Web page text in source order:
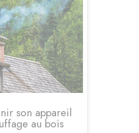
son appareil
au bois